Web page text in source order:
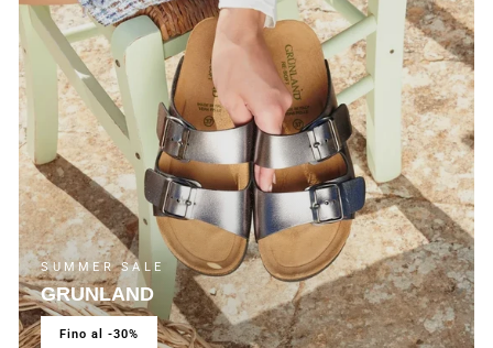
SUMMER SALE
GRUNLAND
fino al -30%